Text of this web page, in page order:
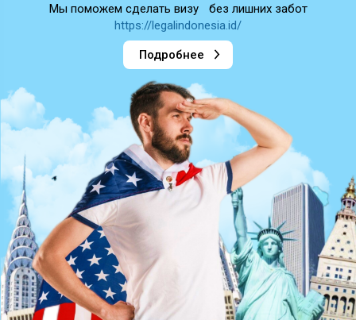
Мы поможем сделать визу без лишних забот
https://legalindonesia.id/
Подробнее